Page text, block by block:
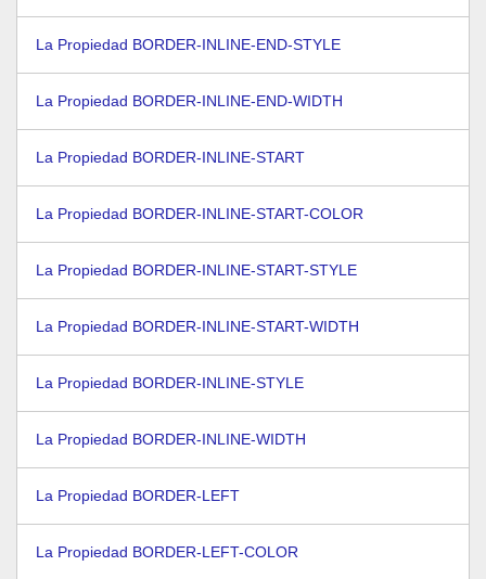
La Propiedad BORDER-INLINE-END-STYLE
La Propiedad BORDER-INLINE-END-WIDTH
La Propiedad BORDER-INLINE-START
La Propiedad BORDER-INLINE-START-COLOR
La Propiedad BORDER-INLINE-START-STYLE
La Propiedad BORDER-INLINE-START-WIDTH
La Propiedad BORDER-INLINE-STYLE
La Propiedad BORDER-INLINE-WIDTH
La Propiedad BORDER-LEFT
La Propiedad BORDER-LEFT-COLOR